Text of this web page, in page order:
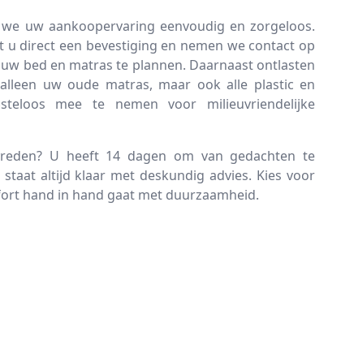
uw aankoopervaring eenvoudig en zorgeloos.
u direct een bevestiging en nemen we contact op
bed en matras te plannen. Daarnaast ontlasten
uw oude matras, maar ook alle plastic en
mee te nemen voor milieuvriendelijke
U heeft 14 dagen om van gedachten te
altijd klaar met deskundig advies. Kies voor
hand in hand gaat met duurzaamheid.